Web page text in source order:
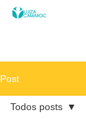
Post
Todos posts